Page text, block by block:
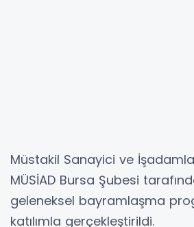
Müstakil Sanayici ve
MÜSİAD Bursa Şubesi
geleneksel bayramlaşma
katılımla gerçekleştirildi.